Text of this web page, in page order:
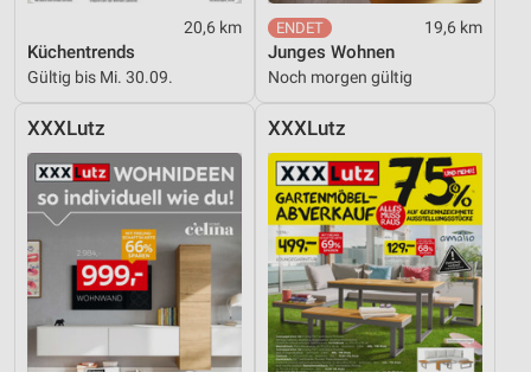
20,6 km
Küchentrends
Gültig bis Mi. 30.09.
19,6 km
Junges Wohnen
Noch morgen gültig
XXXLutz XXXLutz